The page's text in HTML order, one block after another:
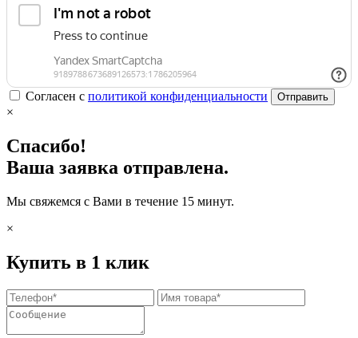
Согласен с политикой конфиденциальности Отправить
×
Спасибо!
Ваша заявка отправлена.
Мы свяжемся с Вами в течение 15 минут.
×
Купить в 1 клик